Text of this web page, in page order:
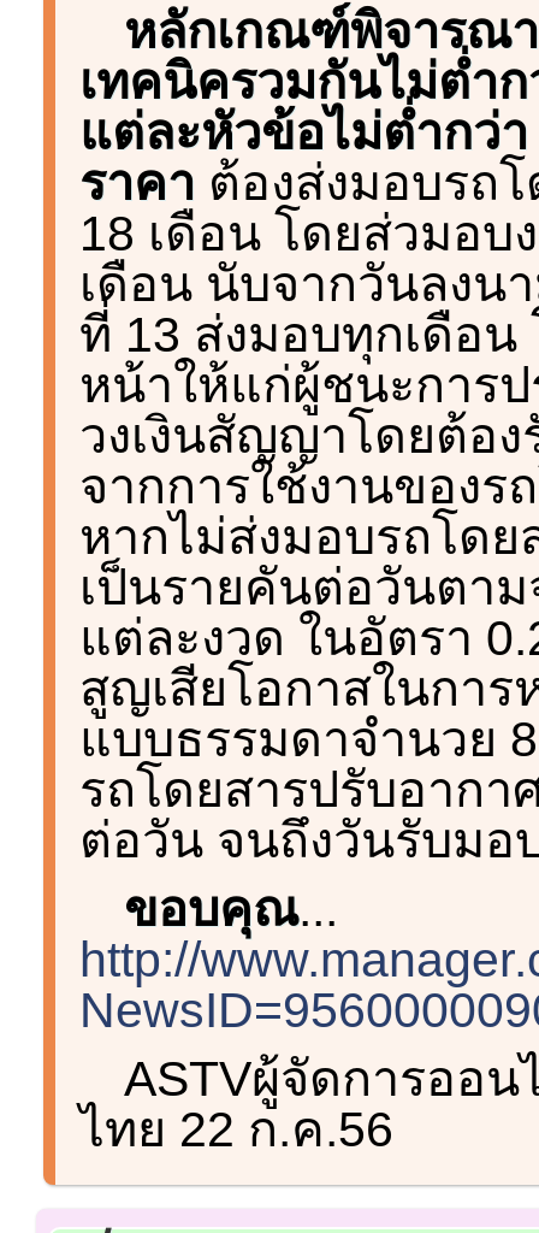
หลักเกณฑ์พิจารณ
เทคนิครวมกันไม่ต่ำ
แต่ละหัวข้อไม่ต่ำกว่า
ราคา ต้องส่งมอบรถ
18 เดือน โดยส่วมอบ
เดือน นับจากวันลงน
ที่ 13 ส่งมอบทุกเดือน
หน้าให้แก่ผู้ชนะการ
วงเงินสัญญาโดยต้อง
จากการใช้งานของร
หากไม่ส่งมอบรถโด
เป็นรายคันต่อวันตา
แต่ละงวด ในอัตรา
สูญเสียโอกาสในการ
แบบธรรมดาจำนวย
รถโดยสารปรับอาก
ต่อวัน จนถึงวันรับมอ
ขอบคุณ...
http://
ASTVผู้จัดการออ
ไทย 22 ก.ค.56